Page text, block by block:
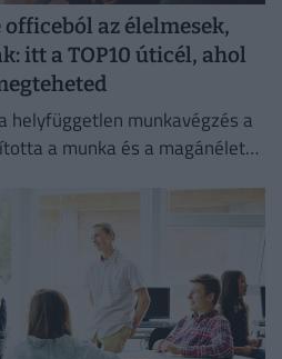
az élelmesek,
itt a TOP10 úticél, ahol
helyfüggetlen munkavégzés a
a munka és a magánélet